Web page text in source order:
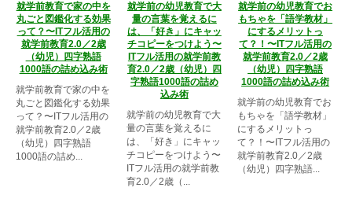
就学前教育で家の中を
丸ごと図鑑化する効果
って？〜ITフル活用の
就学前教育2.0／2歳
（幼児）四字熟語
1000語の詰め込み術
就学前教育で家の中を
丸ごと図鑑化する効果
って？〜ITフル活用の
就学前教育2.0／2歳
（幼児）四字熟語
1000語の詰め...
就学前の幼児教育で大
量の言葉を覚えるに
は、「好き」にキャッ
チコピーをつけよう〜
ITフル活用の就学前教
育2.0／2歳（幼児）四
字熟語1000語の詰め
込み術
就学前の幼児教育で大
量の言葉を覚えるに
は、「好き」にキャッ
チコピーをつけよう〜
ITフル活用の就学前教
育2.0／2歳（...
就学前の幼児教育でお
もちゃを「語学教材」
にするメリットっ
て？！〜ITフル活用の
就学前教育2.0／2歳
（幼児）四字熟語
1000語の詰め込み術
就学前の幼児教育でお
もちゃを「語学教材」
にするメリットっ
て？！〜ITフル活用の
就学前教育2.0／2歳
（幼児）四字熟語...